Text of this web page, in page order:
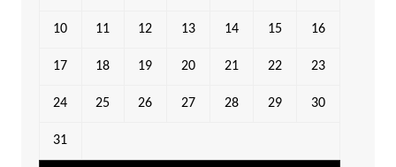
10 11 12 13 14 15 16
17 18 19 20 21 22 23
24 25 26 27 28 29 30
31